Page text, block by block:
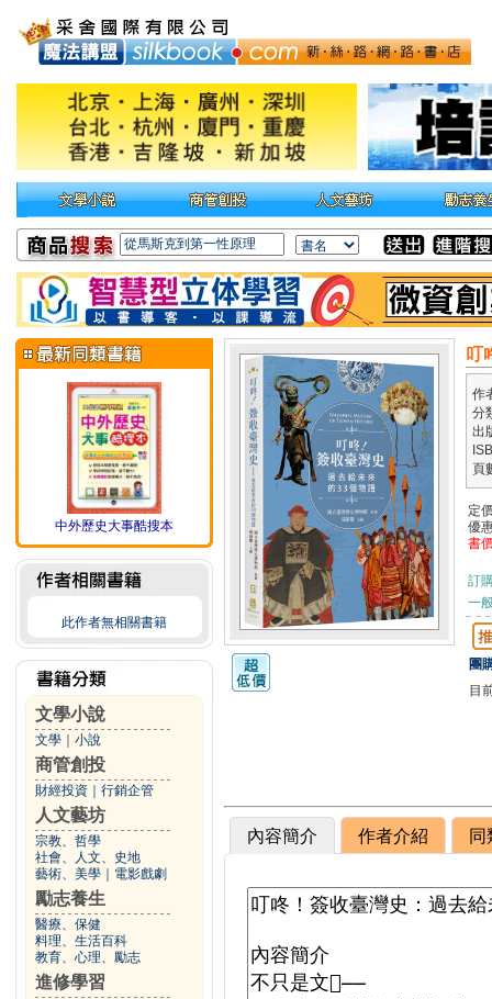
中外歷史大事酷搜本
此作者無相關書籍
文學小說
文學 小說
商管創投
財經投資 行銷企管
人文藝坊
宗教、哲學
社會、人文、史地
藝術、美學
電影戲劇
勵志養生
醫療、保健
料理、生活百科
教育、心理、勵志
進修學習
叮
作
分
出
頁
定
優
書
訂
一
團
目
內容簡介 作者介紹 同